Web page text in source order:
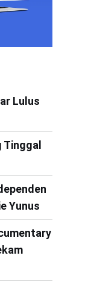
Lulus
Tinggal
Yunus